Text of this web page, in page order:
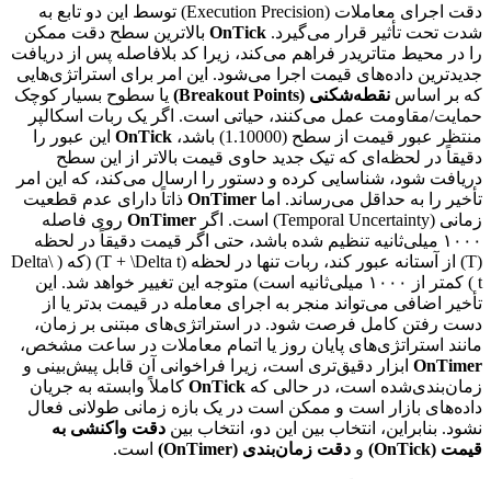
دقت اجرای معاملات (Execution Precision) توسط این دو تابع به
شدت تحت تأثیر قرار می‌گیرد. OnTick بالاترین سطح دقت ممکن
را در محیط متاتریدر فراهم می‌کند، زیرا کد بلافاصله پس از دریافت
جدیدترین داده‌های قیمت اجرا می‌شود. این امر برای استراتژی‌هایی
که بر اساس نقطه‌شکنی (Breakout Points)
یا سطوح بسیار کوچک
حمایت/مقاومت عمل می‌کنند، حیاتی است. اگر یک ربات اسکالپر
منتظر عبور قیمت از سطح (1.10000) باشد،
OnTick این عبور را
دقیقاً در لحظه‌ای که تیک جدید حاوی قیمت بالاتر از این سطح
دریافت شود، شناسایی کرده و دستور را ارسال می‌کند، که این امر
تأخیر را به حداقل می‌رساند. اما OnTimer ذاتاً دارای عدم قطعیت
زمانی (Temporal Uncertainty) است. اگر
OnTimer روی فاصله
۱۰۰۰ میلی‌ثانیه تنظیم شده باشد، حتی اگر قیمت دقیقاً در لحظه
(T) از آستانه عبور کند، ربات تنها در لحظه (T + \Delta t) (که ( \Delta
t ) کمتر از ۱۰۰۰ میلی‌ثانیه است) متوجه این تغییر خواهد شد. این
تأخیر اضافی می‌تواند منجر به اجرای معامله در قیمت بدتر یا از
دست رفتن کامل فرصت شود. در استراتژی‌های مبتنی بر زمان،
مانند استراتژی‌های پایان روز یا اتمام معاملات در ساعت مشخص،
OnTimer ابزار دقیق‌تری است، زیرا فراخوانی آن قابل پیش‌بینی و
زمان‌بندی‌شده است، در حالی که OnTick کاملاً وابسته به جریان
داده‌های بازار است و ممکن است در یک بازه زمانی طولانی فعال
نشود. بنابراین، انتخاب بین این دو، انتخاب بین دقت واکنشی به
قیمت (OnTick)
و دقت زمان‌بندی (OnTimer) است.